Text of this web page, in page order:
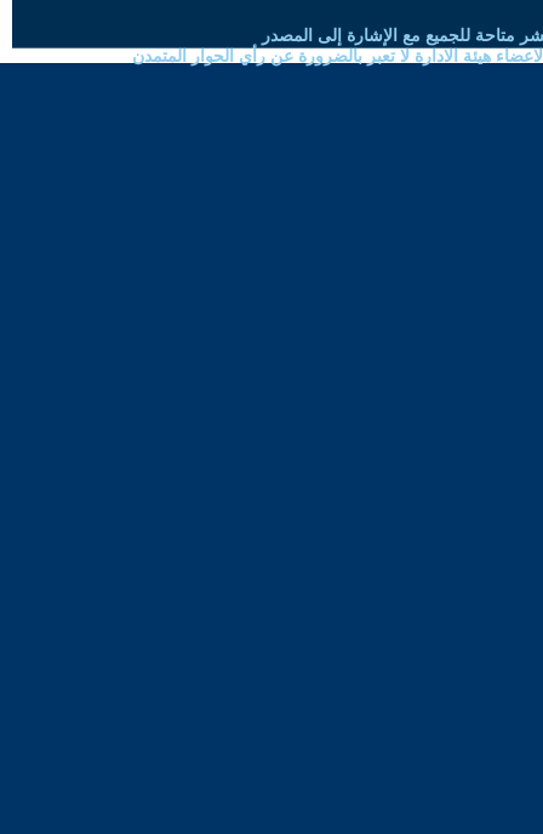
متاحة للجميع مع الإشارة إلى المصدر
هيئة الادارة لا تعبر بالضرورة عن رأي الحوار المتمدن